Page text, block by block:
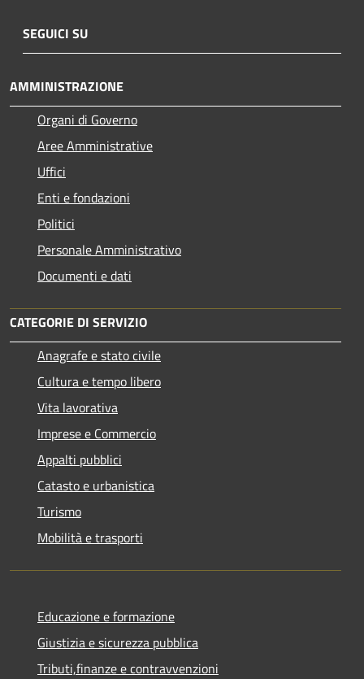
SEGUICI SU
AMMINISTRAZIONE
Organi di Governo
Aree Amministrative
Uffici
Enti e fondazioni
Politici
Personale Amministrativo
Documenti e dati
CATEGORIE DI SERVIZIO
Anagrafe e stato civile
Cultura e tempo libero
Vita lavorativa
Imprese e Commercio
Appalti pubblici
Catasto e urbanistica
Turismo
Mobilità e trasporti
Educazione e formazione
Giustizia e sicurezza pubblica
Tributi,finanze e contravvenzioni